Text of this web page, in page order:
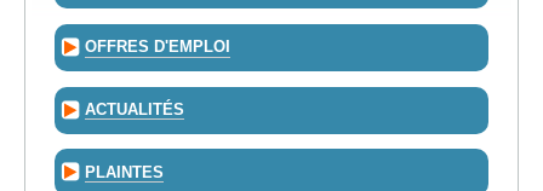
OFFRES D'EMPLOI
ACTUALITÉS
PLAINTES